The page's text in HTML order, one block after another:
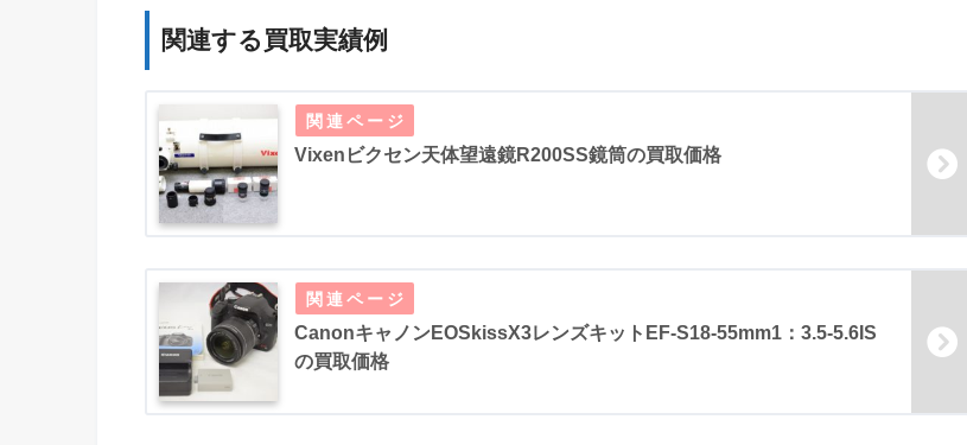
関連する買取実績例
Vixenビクセン天体望遠鏡R200SS鏡筒の買取価格
CanonキャノンEOSkissX3レンズキットEF-S18-55mm1：3.5-5.6IS
の買取価格